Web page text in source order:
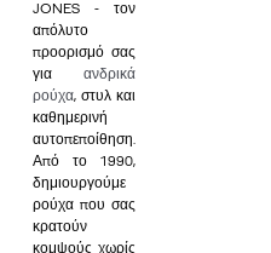
JONES - τον
απόλυτο
προορισμό σας
για ανδρικά
ρούχα, στυλ και
καθημερινή
αυτοπεποίθηση.
Από το 1990,
δημιουργούμε
ρούχα που σας
κρατούν
κομψούς χωρίς